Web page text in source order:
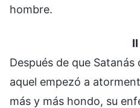
hombre.
II
Después de que
aquel empezó a
más y más hondo, su